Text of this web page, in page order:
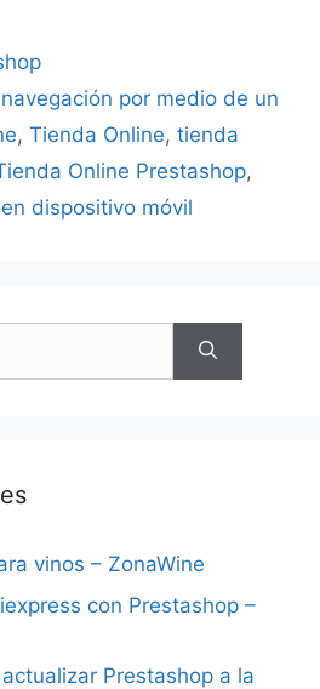
navegación por medio de un
, Tienda Online, tienda
Online Prestashop,
dispositivo móvil
vinos – ZonaWine
con Prestashop –
Prestashop a la